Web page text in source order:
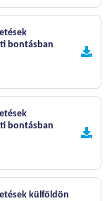
bontásban
bontásban
külföldön